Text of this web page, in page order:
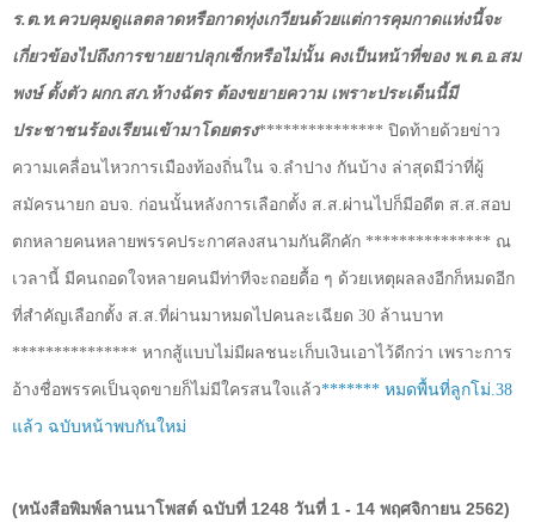
ร.ต.ท.ควบคุมดูแลตลาดหรือกาดทุ่งเกวียนด้วยแต่การคุมกาดแห่งนี้จะ
เกี่ยวข้องไปถึงการขายยาปลุกเซ็กหรือไม่นั้น คงเป็นหน้าที่ของ พ.ต.อ.สม
พงษ์ ตั้งตัว ผกก.สภ.ห้างฉัตร ต้องขยายความ เพราะประเด็นนี้มี
ประชาชนร้องเรียนเข้ามาโดยตรง*************** ปิดท้ายด้วยข่าว
ความเคลื่อนไหวการเมืองท้องถิ่นใน จ.ลำปาง กันบ้าง ล่าสุดมีว่าที่ผู้
สมัครนายก อบจ. ก่อนนั้นหลังการเลือกตั้ง ส.ส.ผ่านไปก็มีอดีต ส.ส.สอบ
ตกหลายคนหลายพรรคประกาศลงสนามกันคึกคัก *************** ณ
เวลานี้ มีคนถอดใจหลายคนมีท่าทีจะถอยดื้อ ๆ ด้วยเหตุผลลงอีกก็หมดอีก
ที่สำคัญเลือกตั้ง ส.ส.ที่ผ่านมาหมดไปคนละเฉียด 30 ล้านบาท
*************** หากสู้แบบไม่มีผลชนะเก็บเงินเอาไว้ดีกว่า เพราะการ
อ้างชื่อพรรคเป็นจุดขายก็ไม่มีใครสนใจแล้ว******* หมดพื้นที่ลูกโม่.38
แล้ว ฉบับหน้าพบกันใหม่
(หนังสือพิมพ์ลานนาโพสต์ ฉบับที่ 1248 วันที่ 1 - 14 พฤศจิกายน 2562)